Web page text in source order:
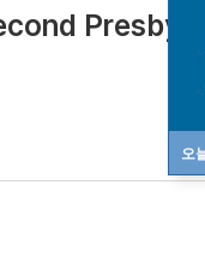
오